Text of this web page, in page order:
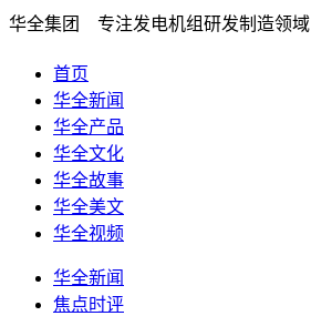
华全集团 专注发电机组研发制造领域
首页
华全新闻
华全产品
华全文化
华全故事
华全美文
华全视频
华全新闻
焦点时评